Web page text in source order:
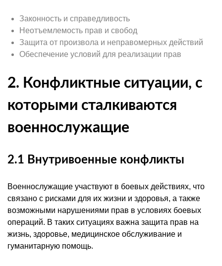
Законность и справедливость
Неотъемлемость прав и свобод
Защита от произвола и неправомерных действий
Обеспечение условий для реализации прав
2. Конфликтные ситуации, с
которыми сталкиваются
военнослужащие
2.1 Внутривоенные конфликты
Военнослужащие участвуют в боевых действиях, что
связано с рисками для их жизни и здоровья, а также
возможными нарушениями прав в условиях боевых
операций. В таких ситуациях важна защита прав на
жизнь, здоровье, медицинское обслуживание и
гуманитарную помощь.